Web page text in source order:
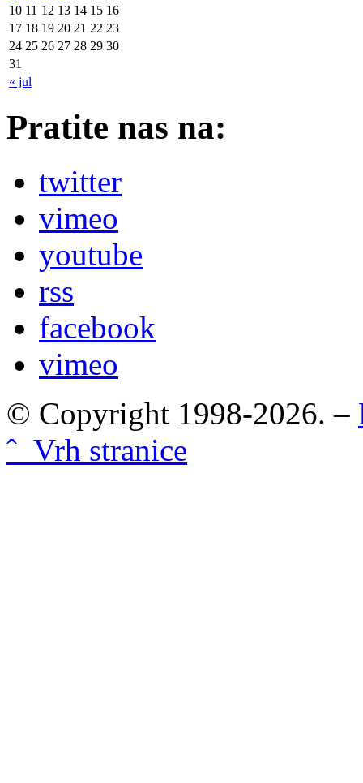
« jul
10 11 12 13 14 15 16
17 18 19 20 21 22 23
24 25 26 27 28 29 30
31
Pratite nas na:
twitter
vimeo
youtube
rss
facebook
vimeo
© Copyright 1998-2026. –
ˆ Vrh stranice